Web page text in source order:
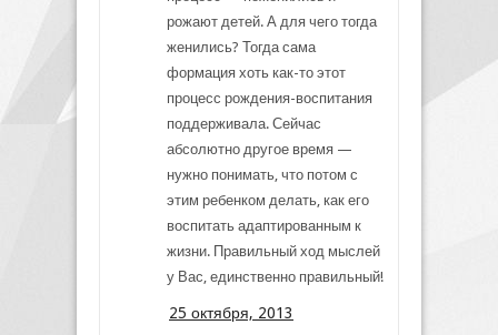
рожают детей. А для чего тогда
женились? Тогда сама
формация хоть как-то этот
процесс рождения-воспитания
поддерживала. Сейчас
абсолютно другое время —
нужно понимать, что потом с
этим ребенком делать, как его
воспитать адаптированным к
жизни. Правильный ход мыслей
у Вас, единственно правильный!
25 октября, 2013